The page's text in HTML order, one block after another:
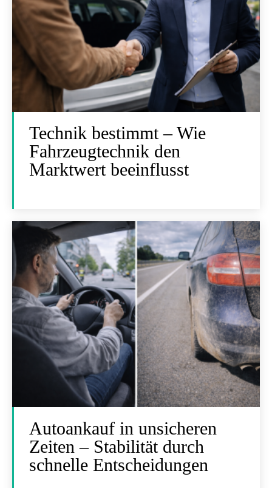
Technik bestimmt – Wie
Fahrzeugtechnik den
Marktwert beeinflusst
Autoankauf in unsicheren
Zeiten – Stabilität durch
schnelle Entscheidungen